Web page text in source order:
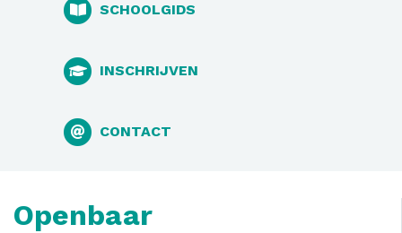
SCHOOLGIDS
INSCHRIJVEN
CONTACT
Openbaar